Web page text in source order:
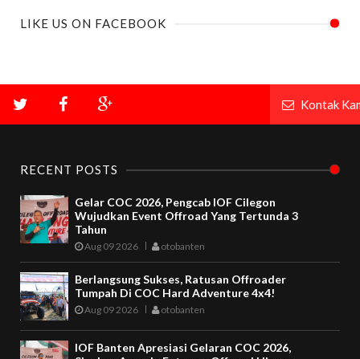
LIKE US ON FACEBOOK
Kontak
RECENT POSTS
Gelar COC 2026, Pengcab IOF Cilegon
Wujudkan Event Offroad Yang Tertunda 3
Tahun
Aug 09 2026 otobanten
Berlangsung Sukses, Ratusan Offroader
Tumpah Di COC Hard Adventure 4x4!
Aug 09 2026 otobanten
IOF Banten Apresiasi Gelaran COC 2026,